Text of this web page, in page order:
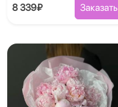
8 339₽ Заказать